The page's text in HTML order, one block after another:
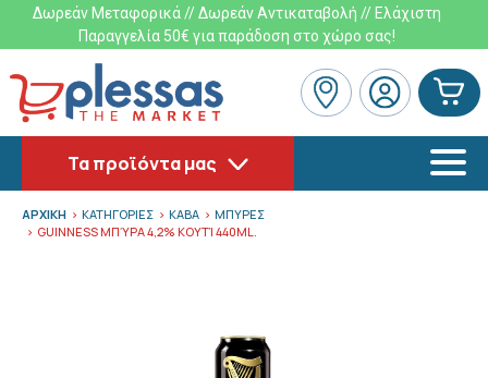
Δωρεάν Μεταφορικά // Δωρεάν Αντικαταβολή // Ελάχιστη
Παραγγελία 50€ για παράδοση στο χώρο σας!
Τα προϊόντα μας
ΑΡΧΙΚΗ ΚΑΤΗΓΟΡΙΕΣ ΚΑΒΑ
ΜΠΥΡΕΣ
GUINNESS ΜΠΎΡΑ 4,2% ΚΟΥΤΊ 440ML.